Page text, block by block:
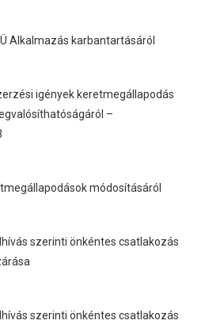
Alkalmazás karbantartásáról
igények keretmegállapodás
–
módosításáról
szerinti önkéntes csatlakozás
szerinti önkéntes csatlakozás